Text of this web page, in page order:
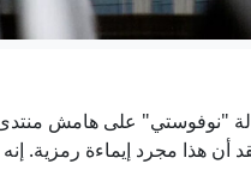
"نوفوستي" على هامش
أن هذا مجرد إيماءة رمزية.